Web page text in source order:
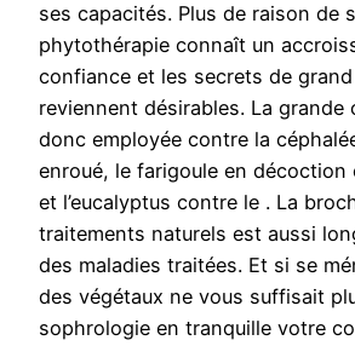
ses capacités. Plus de raison de
phytothérapie connaît un
confiance et les secrets de
reviennent désirables. La grande
donc employée contre la
enroué, le farigoule en décoction
et l’eucalyptus contre le . La
traitements naturels est aussi
des maladies traitées. Et si se
des végétaux ne vous suffisait
sophrologie en tranquille votre